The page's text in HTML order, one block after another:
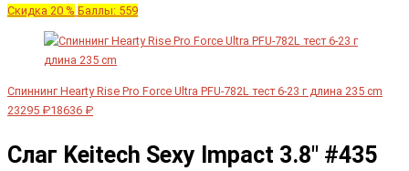
Скидка 20 % Баллы: 559
Спиннинг Hearty Rise Pro Force Ultra PFU-782L тест 6-23 г длина 235 cm
23295 ₽18636 ₽
Слаг Keitech Sexy Impact 3.8" #435